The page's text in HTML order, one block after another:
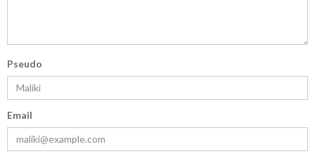
Pseudo
Email